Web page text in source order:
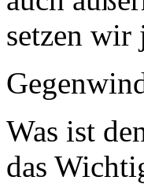
setzen wir
Was ist
das